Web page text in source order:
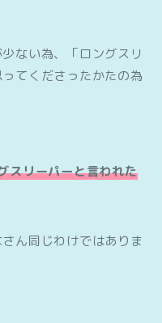
ない為、「ロングスリ
てくださったかたの為
スリーパーと言われた
ん同じわけではありま